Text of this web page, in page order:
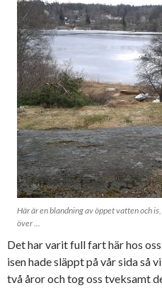
Här är en blandning av öppet vatten och
över …
Det har varit full fart här hos
isen hade släppt på vår sida så
två åror och tog oss tveksamt